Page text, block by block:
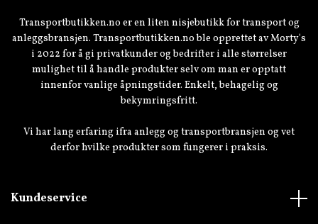
Transportbutikken.no er en liten nisjebutikk for transport og
anleggsbransjen. Transportbutikken.no ble opprettet av Morty's
i 2022 for å gi privatkunder og bedrifter i alle størrelser
mulighet til å handle produkter selv om man er opptatt
innenfor vanlige åpningstider. Enkelt, behagelig og
bekymringsfritt.
Vi har lang erfaring ifra anlegg og transportbransjen og vet
derfor hvilke produkter som fungerer i praksis.
Kundeservice